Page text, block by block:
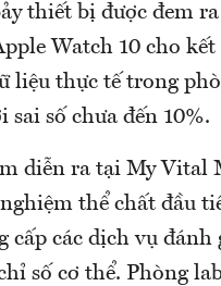
thiết bị được đem
Watch 10 cho kết
liệu thực tế trong
sai số chưa đến 10%.
diễn ra tại My Vital
thể chất đầu
cấp các dịch vụ đánh
số cơ thể. Phòng